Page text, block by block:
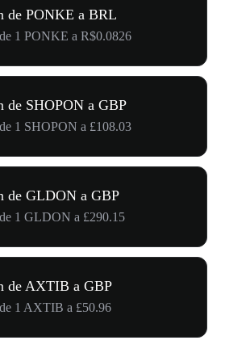
de PONKE a BRL
1 PONKE a R$0.0826
de SHOPON a GBP
1 SHOPON a £108.03
de GLDON a GBP
1 GLDON a £290.15
de AXTIB a GBP
1 AXTIB a £50.96